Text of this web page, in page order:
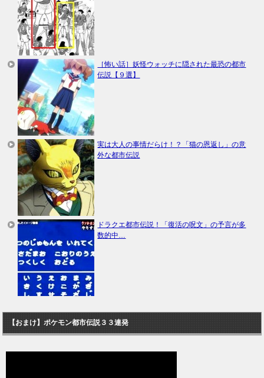
［怖い話］妖怪ウォッチに隠された最恐の都市
伝説【９選】
実は大人の事情だらけ！？「猫の恩返し」の意
外な都市伝説
ドラクエ都市伝説！「復活の呪文」の予言が多
数的中…
【おまけ】ポケモン都市伝説３３連発